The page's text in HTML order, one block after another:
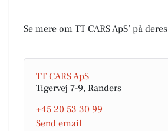
Se mere om TT CARS ApS’ på deres
TT CARS ApS
Tigervej 7-9, Randers
+45 20 53 30 99
Send email